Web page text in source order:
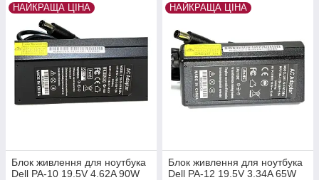
НАЙКРАЩА ЦІНА
Блок живлення для ноутбука
Dell PA-10 19.5V 4.62A 90W
НАЙКРАЩА ЦІНА
Блок живлення для ноутбука
Dell PA-12 19.5V 3.34A 65W